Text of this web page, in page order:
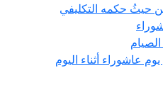
حيثُ حكمه التكليفي
عاشوراء أثناء اليوم